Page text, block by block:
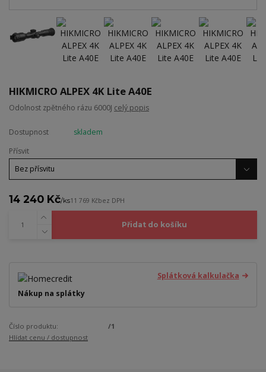
HIKMICRO ALPEX 4K Lite A40E
Odolnost zpětného rázu 6000J celý popis
Dostupnost
skladem
Přísvit
14 240 Kč/ks11 769 Kčbez DPH
Přidat do košíku
Splátková kalkulačka
Nákup na splátky
Číslo produktu:
/1
Hlídat cenu / dostupnost